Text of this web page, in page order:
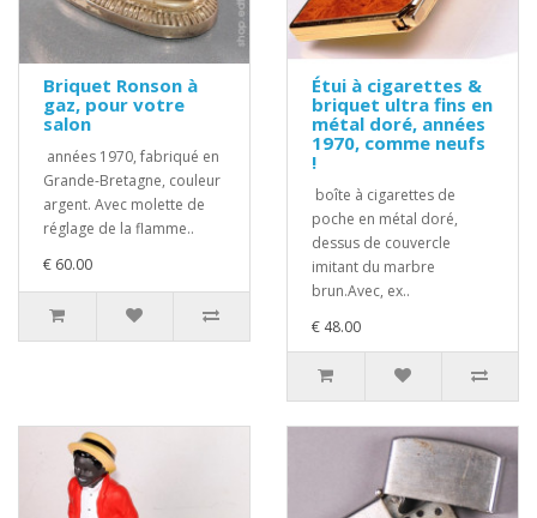
Briquet Ronson à
gaz, pour votre
salon
années 1970, fabriqué en
Grande-Bretagne, couleur
argent. Avec molette de
réglage de la flamme..
€ 60.00
Étui à cigarettes &
briquet ultra fins en
métal doré, années
1970, comme neufs
!
boîte à cigarettes de
poche en métal doré,
dessus de couvercle
imitant du marbre
brun.Avec, ex..
€ 48.00